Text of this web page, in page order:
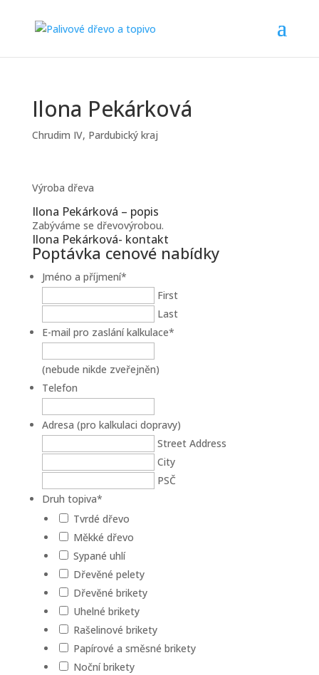
Ilona Pekárková
Chrudim IV, Pardubický kraj
Výroba dřeva
Ilona Pekárková – popis
Zabýváme se dřevovýrobou.
Ilona Pekárková- kontakt
Poptávka cenové nabídky
Jméno a příjmení*
First
Last
E-mail pro zaslání kalkulace*
(nebude nikde zveřejněn)
Telefon
Adresa (pro kalkulaci dopravy)
Street Address
City
PSČ
Druh topiva*
Tvrdé dřevo
Měkké dřevo
Sypané uhlí
Dřevěné pelety
Dřevěné brikety
Uhelné brikety
Rašelinové brikety
Papírové a směsné brikety
Noční brikety